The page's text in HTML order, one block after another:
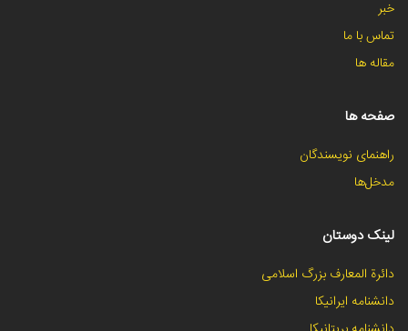
خبر
تماس با ما
مقاله ها
صفحه ها
راهنمای نویسندگان
مدخل‌ها
لینک دوستان
دائرة المعارف بزرگ اسلامی
دانشنامه ایرانیکا